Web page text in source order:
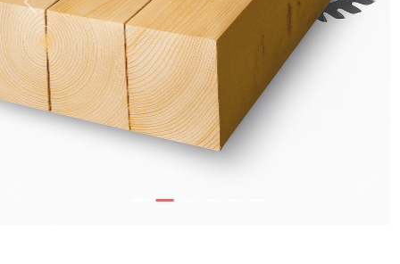
Previous Next